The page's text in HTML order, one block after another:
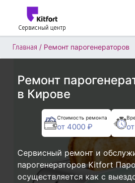
Сервисный центр
Главная / Ремонт парогенераторов
Ремонт
в Кирове
Стоимость ремонта
от 4000 ₽
Сервисный ремонт и
парогенераторов Kitfort
осуществляется как с